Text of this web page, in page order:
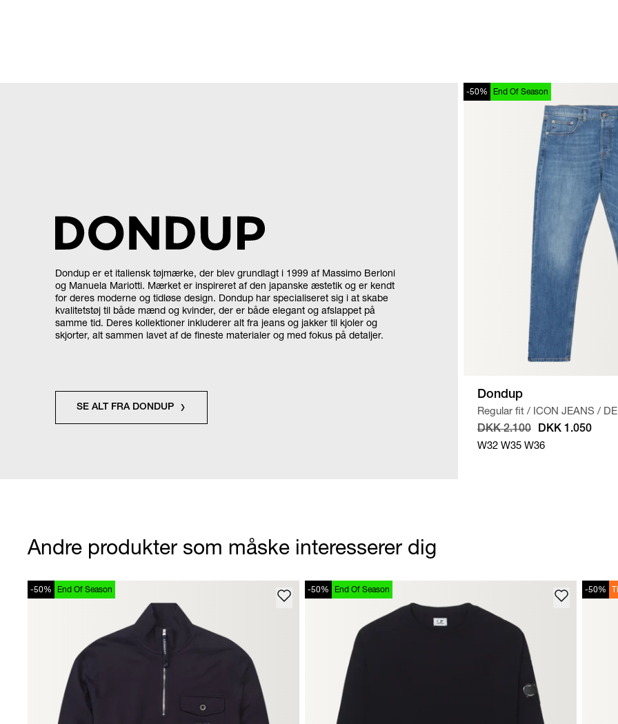
Dondup er et italiensk tøjmærke, der blev grundlagt i 1999 af Massimo Berloni
og Manuela Mariotti. Mærket er inspireret af den japanske æstetik og er kendt
for deres moderne og tidløse design. Dondup har specialiseret sig i at skabe
kvalitetstøj til både mænd og kvinder, der er både elegant og afslappet på
samme tid. Deres kollektioner inkluderer alt fra jeans og jakker til kjoler og
skjorter, alt sammen lavet af de fineste materialer og med fokus på detaljer.
SE ALT FRA DONDUP
-50% End Of Season
Dondup
Regular fit / ICON JEANS /
DKK 2.100 DKK 1.050
W32 W35 W36
Andre produkter som måske interesserer dig
-50% End Of Season -50% End Of Season -50%